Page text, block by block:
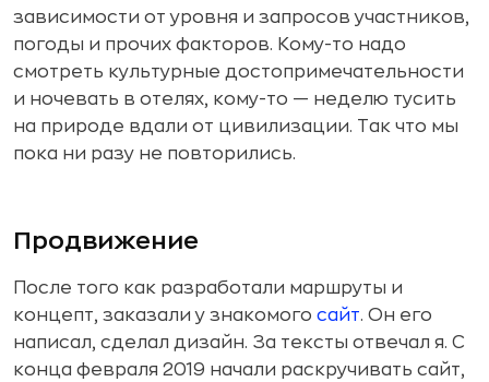
зависимости от уровня и запросов участников,
погоды и прочих факторов. Кому-то надо
смотреть культурные достопримечательности
и ночевать в отелях, кому-то — неделю тусить
на природе вдали от цивилизации. Так что мы
пока ни разу не повторились.
Продвижение
После того как разработали маршруты и
концепт, заказали у знакомого сайт. Он его
написал, сделал дизайн. За тексты отвечал я. С
конца февраля 2019 начали раскручивать сайт,